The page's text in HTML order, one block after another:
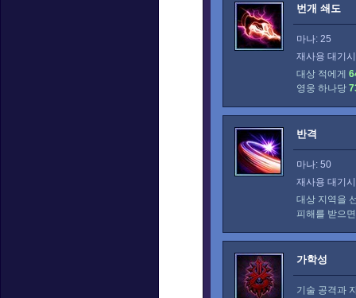
번개 쇄도
마나: 25
재사용 대기
대상 적에게
영웅 하나당
반격
마나: 50
재사용 대기
대상 지역을
피해를 받으
가학성
기술 공격과